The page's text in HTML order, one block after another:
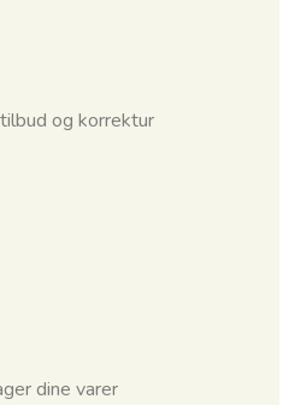
og korrektur
dine varer